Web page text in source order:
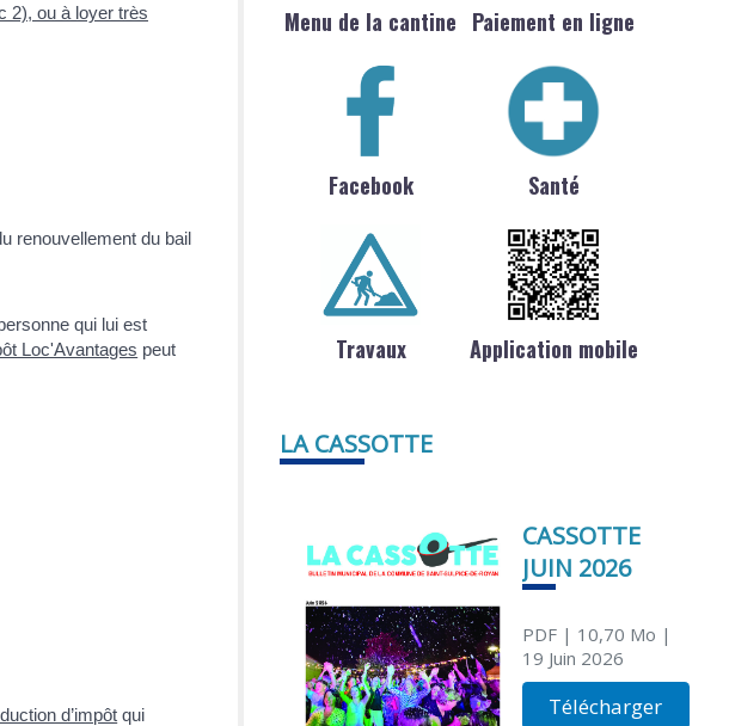
2), ou à loyer très
renouvellement du bail
qui lui est
Loc'Avantages peut
d’impôt qui
Menu de la cantine Paiement en ligne
Facebook Santé
Travaux Application mobile
LA CASSOTTE
CASSOTTE
JUIN 2026
PDF| 10,70 Mo |
19 Juin 2026
Télécharger